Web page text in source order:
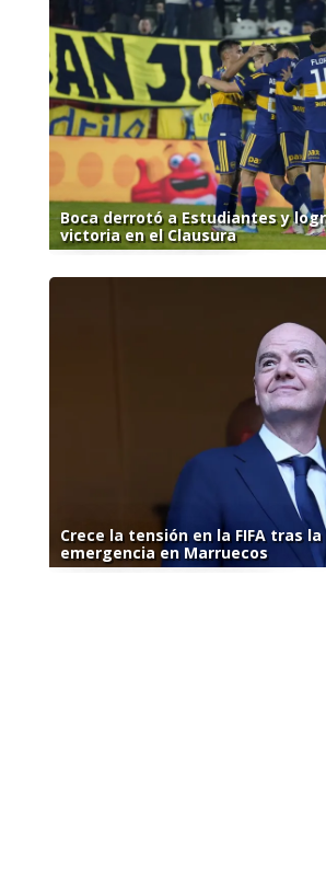
Boca derrotó a Estudiantes y
victoria en el Clausura
Crece la tensión en la FIFA tras
emergencia en Marruecos